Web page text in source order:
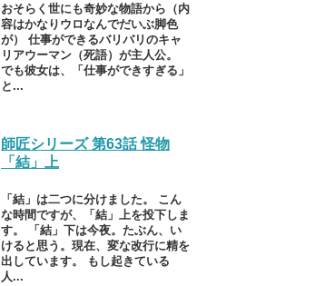
おそらく世にも奇妙な物語から（内
容はかなりウロなんでだいぶ脚色
が） 仕事ができるバリバリのキャ
リアウーマン（死語）が主人公。
でも彼女は、「仕事ができすぎる」
と...
師匠シリーズ 第63話 怪物
「結」上
「結」は二つに分けました。 こん
な時間ですが、「結」上を投下しま
す。 「結」下は今夜。たぶん、い
けると思う。現在、変な改行に精を
出しています。 もし起きている
人...